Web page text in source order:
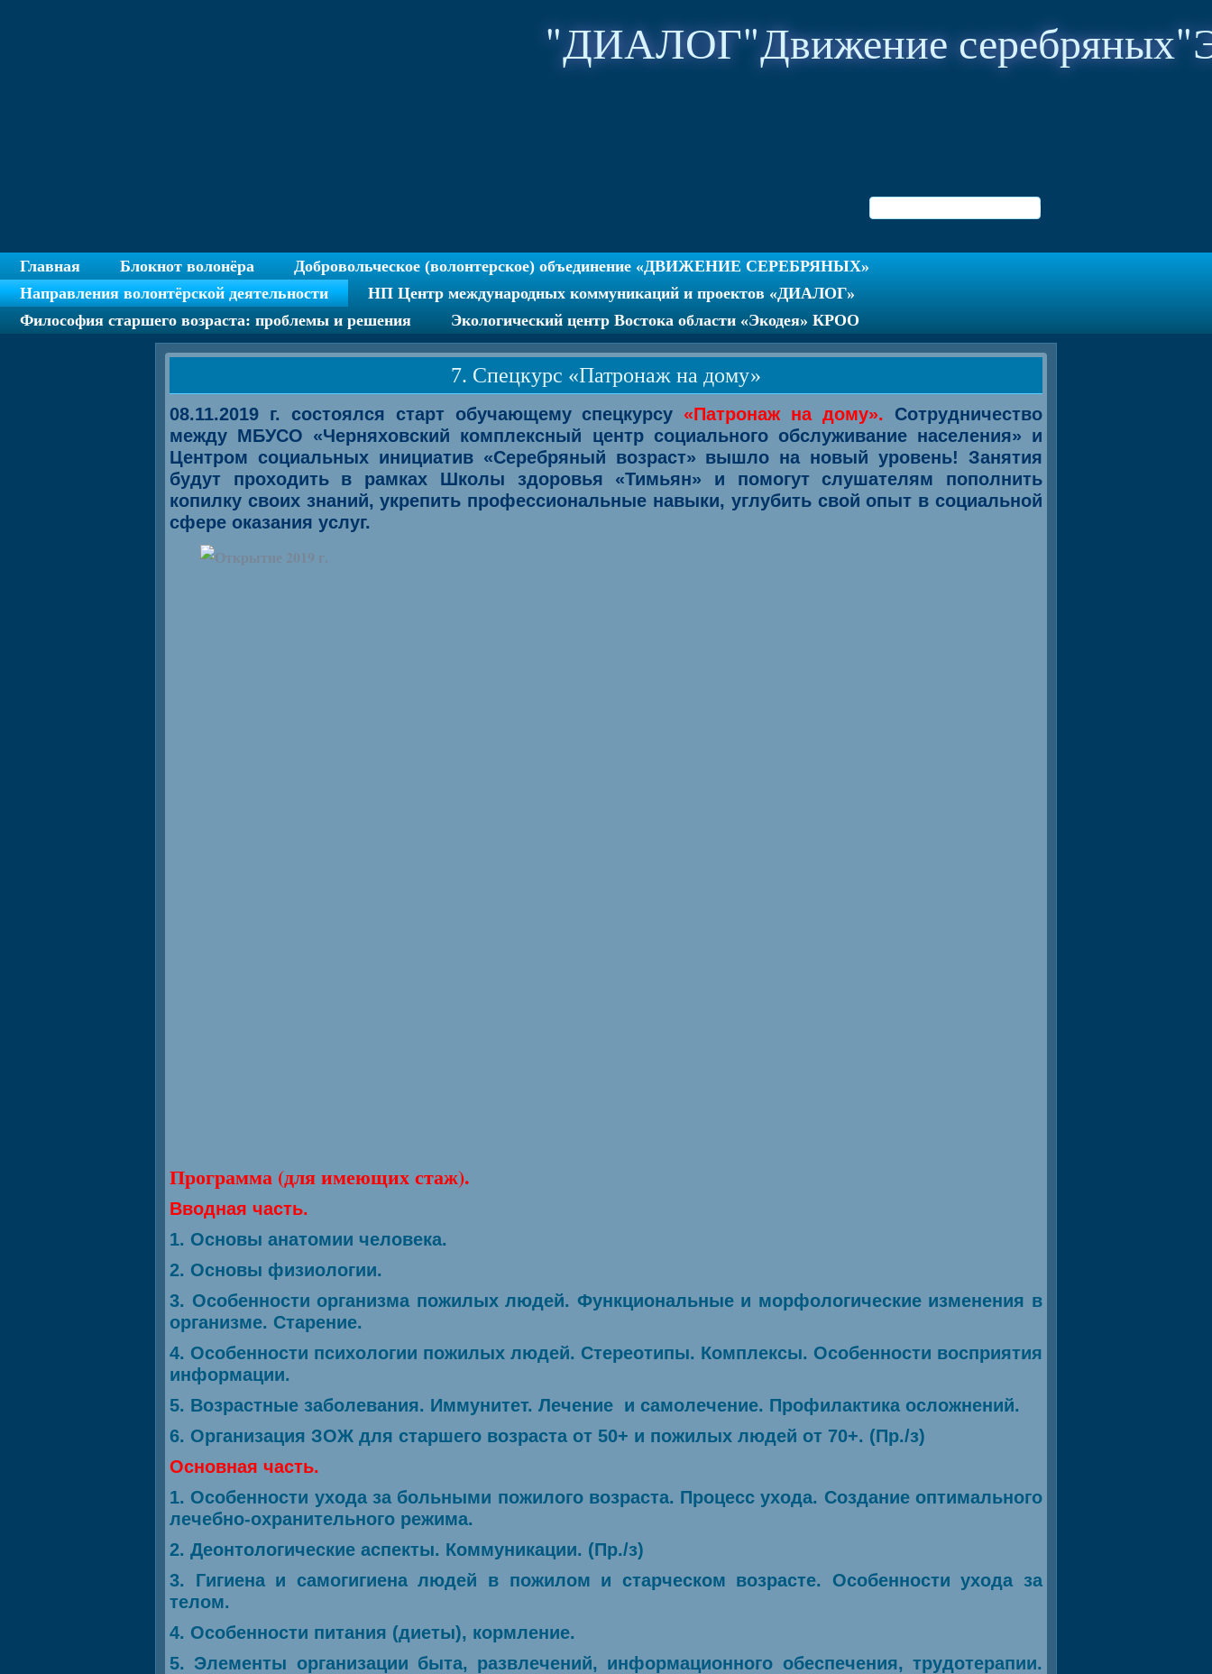
"ДИАЛОГ"Движение
Главная Блокнот волонёра
Добровольческое (волонтерское) объединение «ДВИЖЕНИЕ СЕРЕБРЯНЫХ»
Направления волонтёрской деятельности
НП Центр международных коммуникаций и проектов «ДИАЛОГ»
Философия старшего возраста: проблемы и решения
Экологический центр Востока области «Экодея» КРОО
7. Спецкурс «Патронаж на дому»
08.11.2019 г. состоялся старт обучающему спецкурсу «Патронаж на дому». Сотрудничество
между МБУСО «Черняховский комплексный центр социального обслуживание населения» и
Центром социальных инициатив «Серебряный возраст» вышло на новый уровень! Занятия
будут проходить в рамках Школы здоровья «Тимьян» и помогут слушателям пополнить
копилку своих знаний, укрепить профессиональные навыки, углубить свой опыт в социальной
сфере оказания услуг.
Программа (для имеющих стаж).
Вводная часть.
1. Основы анатомии человека.
2. Основы физиологии.
3. Особенности организма пожилых людей. Функциональные и морфологические изменения в
организме. Старение.
4. Особенности психологии пожилых людей. Стереотипы. Комплексы. Особенности восприятия
информации.
5. Возрастные заболевания. Иммунитет. Лечение и самолечение. Профилактика осложнений.
6. Организация ЗОЖ для старшего возраста от 50+ и пожилых людей от 70+. (Пр./з)
Основная часть.
1. Особенности ухода за больными пожилого возраста. Процесс ухода. Создание оптимального
лечебно-охранительного режима.
2. Деонтологические аспекты. Коммуникации. (Пр./з)
3. Гигиена и самогигиена людей в пожилом и старческом возрасте. Особенности ухода за
телом.
4. Особенности питания (диеты), кормление.
5. Элементы организации быта, развлечений, информационного обеспечения, трудотерапии.